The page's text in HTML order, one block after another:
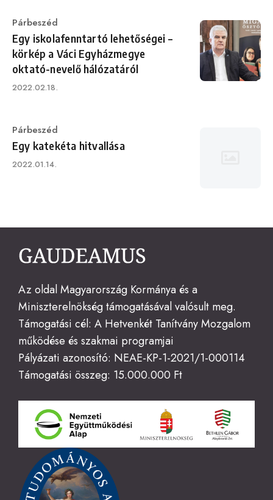
Category
Párbeszéd
Egy iskolafenntartó lehetőségei –
körkép a Váci Egyházmegye
oktató-nevelő hálózatáról
Published
2022.02.18.
Category
Párbeszéd
Egy katekéta hitvallása
Published
2022.01.14.
Az oldal Magyarország Kormánya és a
Miniszterelnökség támogatásával valósult meg.
Támogatási cél: A Hetvenkét Tanítvány Mozgalom
működése és szakmai programjai
Pályázati azonosító: NEAE-KP-1-2021/1-000114
Támogatási összeg: 15.000.000 Ft